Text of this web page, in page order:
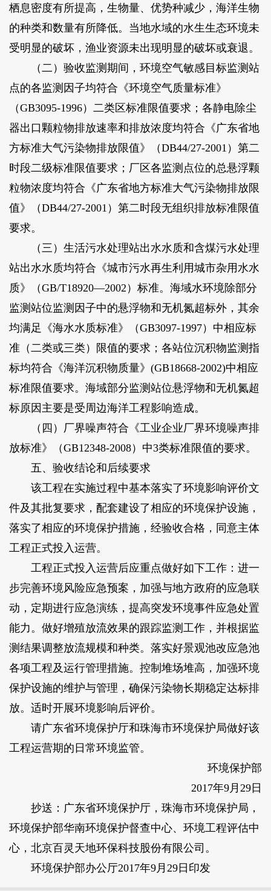
栖息密度有所提高，生物量、优势种减少，海洋生物
的种类和数量有所降低。当地水域的水生生态环境未
受明显的破坏，渔业资源未出现明显的破坏或衰退。
（二）验收监测期间，环境空气敏感目标监测站
点的各监测因子均符合《环境空气质量标准》
（GB3095-1996）二类区标准限值要求；各静电除尘
器出口颗粒物排放速率和排放浓度均符合《广东省地
方标准大气污染物排放限值》（DB44/27-2001）第二
时段二级标准限值要求；厂区各监测点位的总悬浮颗
粒物浓度均符合《广东省地方标准大气污染物排放限
值》（DB44/27-2001）第二时段无组织排放标准限值
要求。
（三）生活污水处理站出水水质和含煤污水处理
站出水水质均符合《城市污水再生利用城市杂用水水
质》（GB/T18920—2002）标准。海域水环境除部分
监测站位监测因子中的悬浮物和无机氮超标外，其余
均满足《海水水质标准》（GB3097-1997）中相应标
准（二类或三类）限值的要求；各站位沉积物监测指
标均符合《海洋沉积物质量》(GB18668-2002)中相应
标准限值要求。海域部分监测站位悬浮物和无机氮超
标原因主要是受周边海洋工程影响造成。
（四）厂界噪声符合《工业企业厂界环境噪声排
放标准》（GB12348-2008）中3类标准限值的要求。
五、验收结论和后续要求
该工程在实施过程中基本落实了环境影响评价文
件及其批复要求，配套建设了相应的环境保护设施，
落实了相应的环境保护措施，经验收合格，同意主体
工程正式投入运营。
工程正式投入运营后应重点做好如下工作：进一
步完善环境风险应急预案，加强与地方政府的应急联
动，定期进行应急演练，提高突发环境事件应急处置
能力。做好增殖放流效果的跟踪监测工作，并根据监
测结果调整放流规模和种类。落实好景观池改应急池
各项工程及运行管理措施。控制堆场堆高，加强环境
保护设施的维护与管理，确保污染物长期稳定达标排
放。适时开展环境影响后评价。
请广东省环境保护厅和珠海市环境保护局做好该
工程运营期的日常环境监管。
环境保护部
2017年9月29日
抄送：广东省环境保护厅，珠海市环境保护局，
环境保护部华南环境保护督查中心、环境工程评估中
心，北京百灵天地环保科技股份有限公司。
环境保护部办公厅2017年9月29日印发